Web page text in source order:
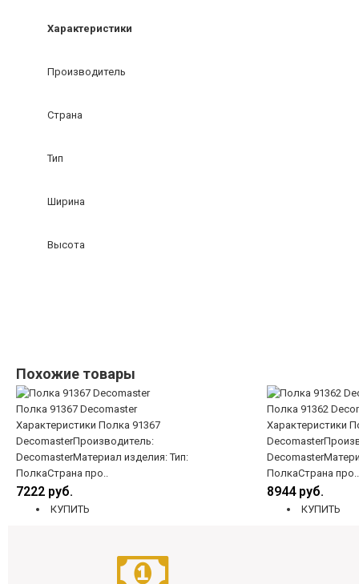
Характеристики
Производитель
Страна
Тип
Ширина
Высота
Похожие товары
Полка 91367 Decomaster
Характеристики Полка 91367
DecomasterПроизводитель:
DecomasterМатериал изделия: Тип:
ПолкаСтрана про..
7222 руб.
КУПИТЬ
Полка 91362
Характеристики
ПолкаСтрана про..
8944 руб.
КУПИТЬ